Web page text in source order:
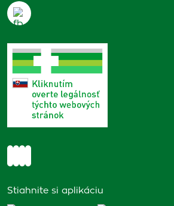
Stiahnite si aplikáciu